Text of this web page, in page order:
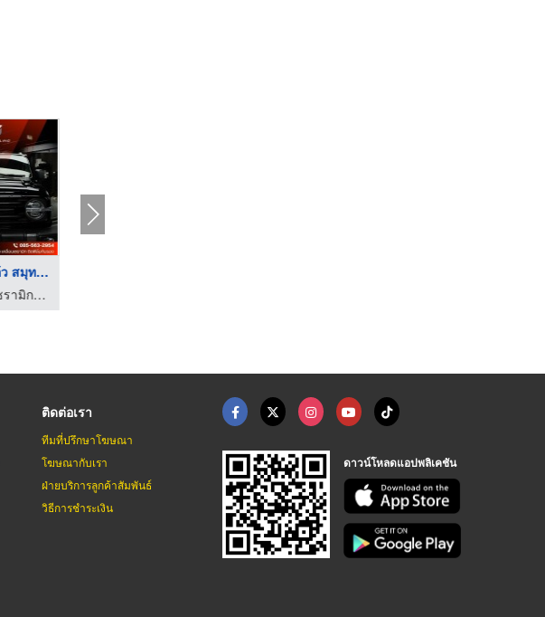
ร้านคลือบแก้ว สมุทรป ...
ร้านเคลือบเซรามิกรถยนต์ สมุทรปราการ - GU Auto Detailing Studio
ติดต่อเรา
ทีมที่ปรึกษาโฆษณา
โฆษณากับเรา
ฝ่ายบริการลูกค้าสัมพันธ์
วิธีการชำระเงิน
ดาวน์โหลดแอปพลิเคชัน